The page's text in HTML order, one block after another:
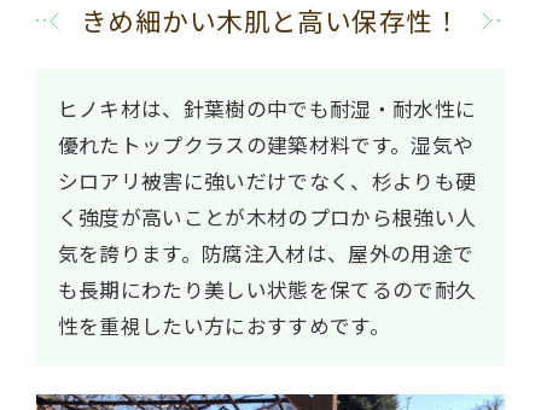
きめ細かい木肌と高い保存性！
ヒノキ材は、針葉樹の中でも耐湿・耐水性に
優れたトップクラスの建築材料です。湿気や
シロアリ被害に強いだけでなく、杉よりも硬
く強度が高いことが木材のプロから根強い人
気を誇ります。防腐注入材は、屋外の用途で
も長期にわたり美しい状態を保てるので耐久
性を重視したい方におすすめです。